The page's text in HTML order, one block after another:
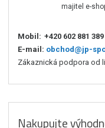
majitel e-
Mobil: +420 602 881 389
E-mail: obchod@jp-
Zákaznická podpora od
Nakupujte